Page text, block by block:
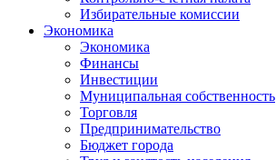
Избирательные комиссии
Экономика
Экономика
Финансы
Инвестиции
Муниципальная собственность
Торговля
Предпринимательство
Бюджет города